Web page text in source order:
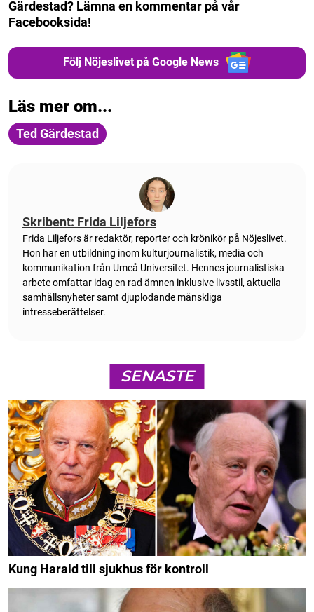
Gärdestad? Lämna en kommentar på vår
Facebooksida!
Följ Nöjeslivet på Google News
Läs mer om...
Ted Gärdestad
Skribent: Frida Liljefors
Frida Liljefors är redaktör, reporter och krönikör på Nöjeslivet.
Hon har en utbildning inom kulturjournalistik, media och
kommunikation från Umeå Universitet. Hennes journalistiska
arbete omfattar idag en rad ämnen inklusive livsstil, aktuella
samhällsnyheter samt djuplodande mänskliga
intresseberättelser.
SENASTE
Kung Harald till sjukhus för kontroll